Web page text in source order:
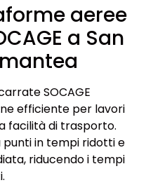
aeree
a San
SOCAGE
efficiente per lavori
facilità di trasporto.
in tempi ridotti e
riducendo i tempi